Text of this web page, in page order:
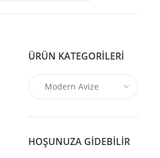
ÜRÜN KATEGORILERI
HOŞUNUZA GIDEBILIR